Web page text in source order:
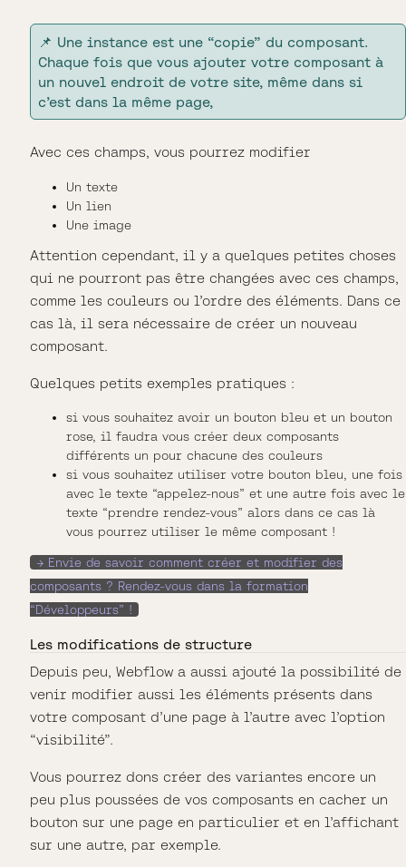
📌 Une instance est une “copie” du composant.
Chaque fois que vous ajouter votre composant à
un nouvel endroit de votre site, même dans si
c’est dans la même page,
Avec ces champs, vous pourrez modifier
Un texte
Un lien
Une image
Attention cependant, il y a quelques petites choses
qui ne pourront pas être changées avec ces champs,
comme les couleurs ou l’ordre des éléments. Dans ce
cas là, il sera nécessaire de créer un nouveau
composant.
Quelques petits exemples pratiques :
si vous souhaitez avoir un bouton bleu et un bouton
rose, il faudra vous créer deux composants
différents un pour chacune des couleurs
si vous souhaitez utiliser votre bouton bleu, une fois
avec le texte “appelez-nous” et une autre fois avec le
texte “prendre rendez-vous” alors dans ce cas là
vous pourrez utiliser le même composant !
→ Envie de savoir comment créer et modifier des
composants ? Rendez-vous dans la formation
“Développeurs” !
Les modifications de structure
Depuis peu, Webflow a aussi ajouté la possibilité de
venir modifier aussi les éléments présents dans
votre composant d’une page à l’autre avec l’option
“visibilité”.
Vous pourrez dons créer des variantes encore un
peu plus poussées de vos composants en cacher un
bouton sur une page en particulier et en l’affichant
sur une autre, par exemple.